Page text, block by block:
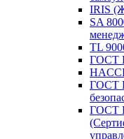
IRIS
SA
TL
ГОСТ
ГОСТ
ГОСТ